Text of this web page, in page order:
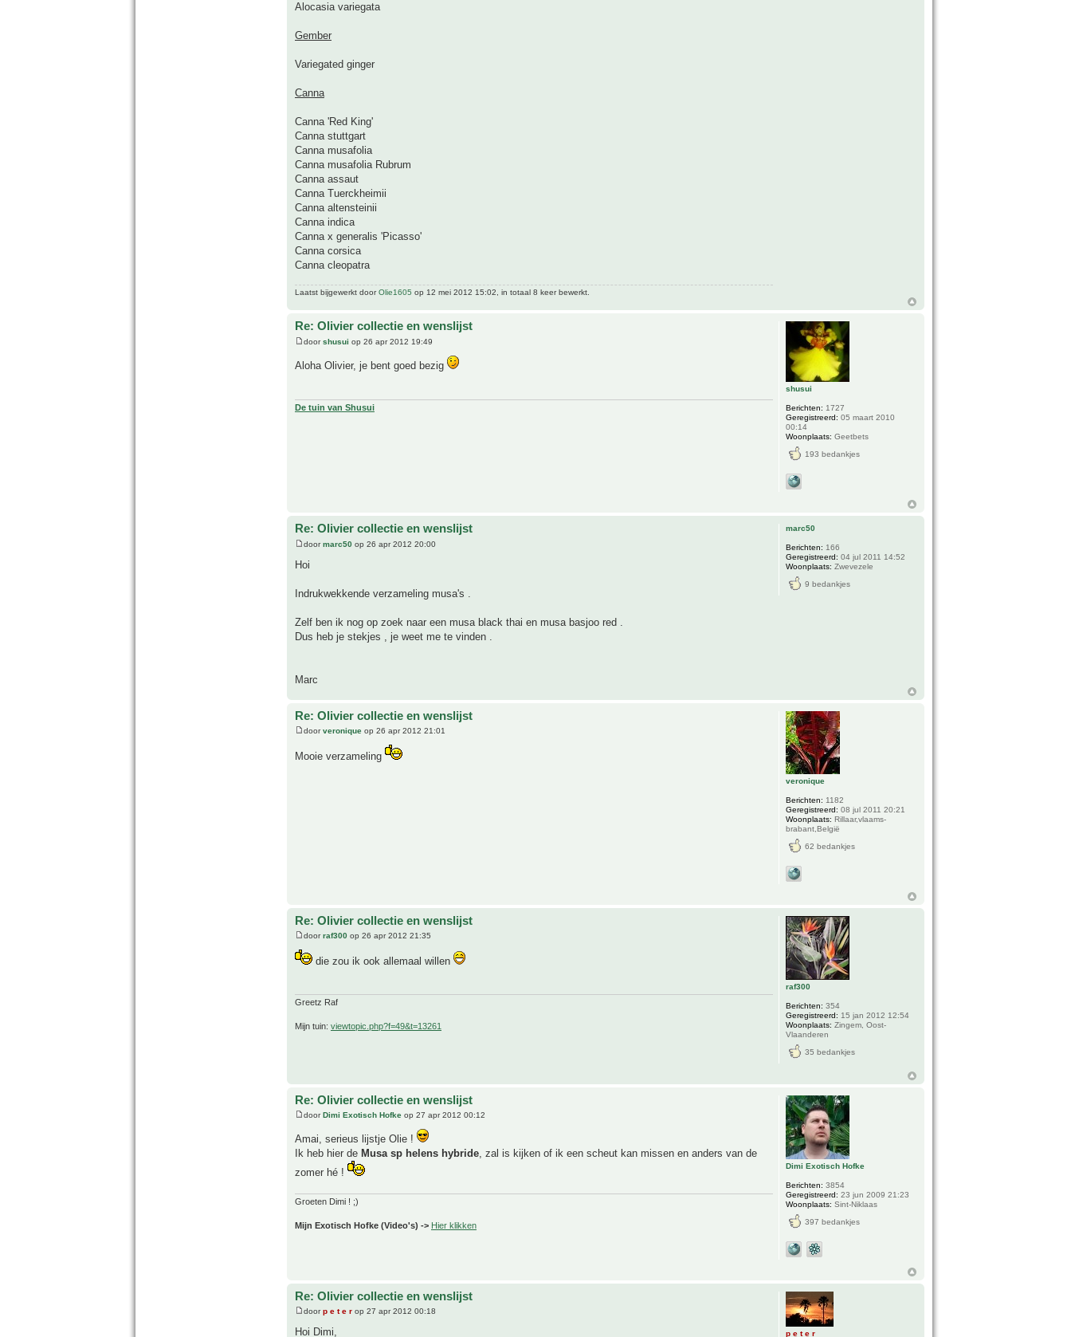
Alocasia variegata
Gember
Variegated ginger
Canna
Canna 'Red King'
Canna stuttgart
Canna musafolia
Canna musafolia Rubrum
Canna assaut
Canna Tuerckheimii
Canna altensteinii
Canna indica
Canna x generalis 'Picasso'
Canna corsica
Canna cleopatra
Laatst bijgewerkt doorOlie1605 op 12 mei 2012 15:02, in totaal 8 keer bewerkt.
Re: Olivier collectie en wenslijst
doorshusui op 26 apr 2012 19:49
Aloha Olivier, je bent goed bezig
De tuin van Shusui
shusui
Berichten: 1727
Geregistreerd: 05 maart 2010
00:14
Woonplaats: Geetbets
193 bedankjes
Re: Olivier collectie en wenslijst
doormarc50 op 26 apr 2012 20:00
Hoi
Indrukwekkende verzameling musa's .
Zelf ben ik nog op zoek naar een musa black thai en musa basjoo red .
Dus heb je stekjes , je weet me te vinden .
Marc
marc50
Berichten: 166
Geregistreerd: 04 jul 2011 14:52
Woonplaats: Zwevezele
9 bedankjes
Re: Olivier collectie en wenslijst
doorveronique op 26 apr 2012 21:01
Mooie verzameling
veronique
Berichten: 1182
Geregistreerd: 08 jul 2011 20:21
Woonplaats: Rillaar,vlaams-
brabant,België
62 bedankjes
Re: Olivier collectie en wenslijst
doorraf300 op 26 apr 2012 21:35
die zou ik ook allemaal willen
Greetz Raf
Mijn tuin: viewtopic.php?f=49&t=13261
raf300
Berichten: 354
Geregistreerd: 15 jan 2012 12:54
Woonplaats: Zingem, Oost-
Vlaanderen
35 bedankjes
Re: Olivier collectie en wenslijst
doorDimi Exotisch Hofke op 27 apr 2012 00:12
Amai, serieus lijstje Olie !
Ik heb hier de Musa sp helens hybride, zal is kijken of ik een scheut kan missen en anders van de
zomer hé !
Groeten Dimi ! ;)
Mijn Exotisch Hofke (Video's) -> Hier klikken
Dimi Exotisch Hofke
Berichten: 3854
Geregistreerd: 23 jun 2009 21:23
Woonplaats: Sint-Niklaas
397 bedankjes
Re: Olivier collectie en wenslijst
doorp e t e r op 27 apr 2012 00:18
Hoi Dimi, p e t e r